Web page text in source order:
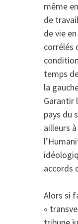
même
de
de vie
corrélés
temps
la
Garantir
pays du
ailleurs
accords
Alors si
«